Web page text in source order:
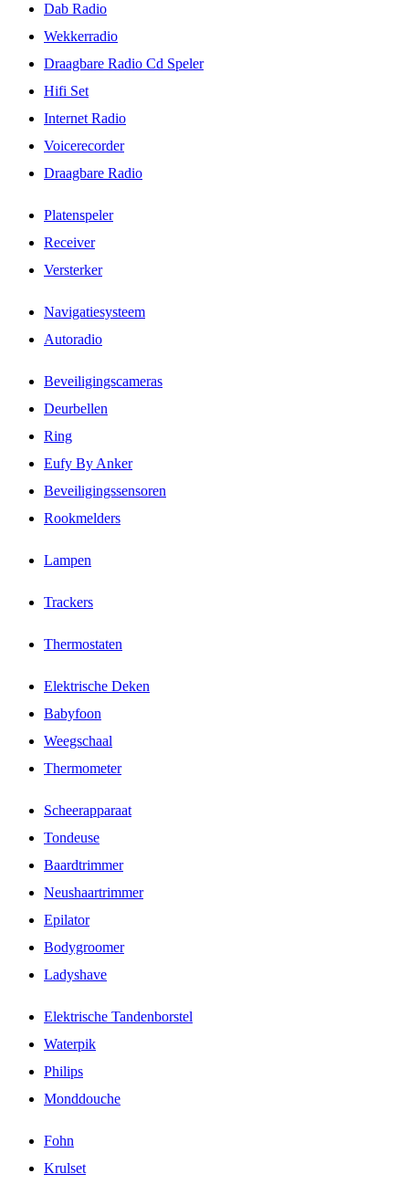
Dab Radio
Wekkerradio
Draagbare Radio Cd Speler
Hifi Set
Internet Radio
Voicerecorder
Draagbare Radio
Platenspeler
Receiver
Versterker
Navigatiesysteem
Autoradio
Beveiligingscameras
Deurbellen
Ring
Eufy By Anker
Beveiligingssensoren
Rookmelders
Lampen
Trackers
Thermostaten
Elektrische Deken
Babyfoon
Weegschaal
Thermometer
Scheerapparaat
Tondeuse
Baardtrimmer
Neushaartrimmer
Epilator
Bodygroomer
Ladyshave
Elektrische Tandenborstel
Waterpik
Philips
Monddouche
Fohn
Krulset